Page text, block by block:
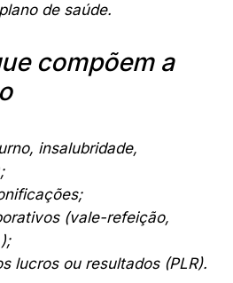
de saúde.
compõem a
insalubridade,
(vale-refeição,
lucros ou resultados (PLR).